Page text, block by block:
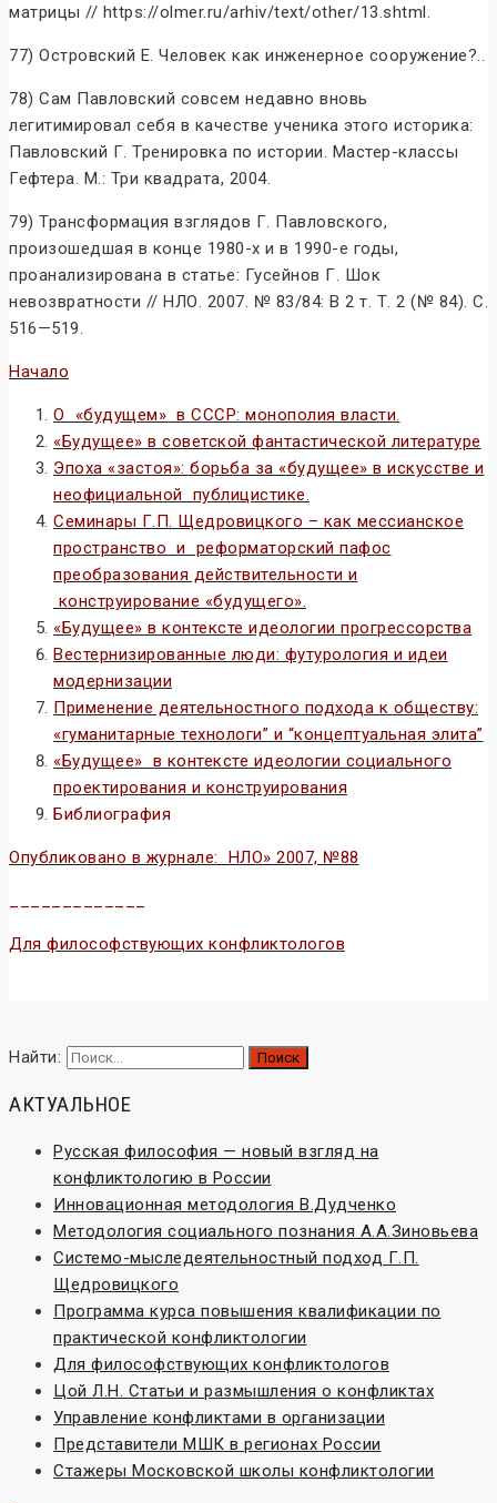
матрицы // https://olmer.ru/arhiv/text/other/13.shtml.
77) Островский Е. Человек как инженерное сооружение?..
78) Сам Павловский совсем недавно вновь
легитимировал себя в качестве ученика этого историка:
Павловский Г. Тренировка по истории. Мастер-классы
Гефтера. М.: Три квадрата, 2004.
79) Трансформация взглядов Г. Павловского,
произошедшая в конце 1980-х и в 1990-е годы,
проанализирована в статье: Гусейнов Г. Шок
невозвратности // НЛО. 2007. № 83/84: В 2 т. Т. 2 (№ 84). С.
516—519.
Начало
О «будущем» в СССР: монополия власти.
«Будущее» в советской фантастической литературе
Эпоха «застоя»: борьба за «будущее» в искусстве и
неофициальной публицистике.
Семинары Г.П. Щедровицкого – как мессианское
пространство и реформаторский пафос
преобразования действительности и
конструирование «будущего».
«Будущее» в контексте идеологии прогрессорства
Вестернизированные люди: футурология и идеи
модернизации
Применение деятельностного подхода к обществу:
«гуманитарные технологи” и “концептуальная элита”
«Будущее» в контексте идеологии социального
проектирования и конструирования
Библиография
Опубликовано в журнале: НЛО» 2007, №88
Для философствующих конфликтологов
Найти:
АКТУАЛЬНОЕ
Русская философия — новый взгляд на
конфликтологию в России
Инновационная методология В.Дудченко
Методология социального познания А.А.Зиновьева
Системо-мыследеятельностный подход Г.П.
Щедровицкого
Программа курса повышения квалификации по
практической конфликтологии
Для философствующих конфликтологов
Цой Л.Н. Статьи и размышления о конфликтах
Управление конфликтами в организации
Представители МШК в регионах России
Стажеры Московской школы конфликтологии